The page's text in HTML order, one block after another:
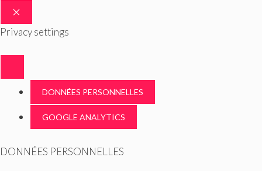
FERMER
Privacy settings
DONNÉES PERSONNELLES
GOOGLE ANALYTICS
DONNÉES PERSONNELLES